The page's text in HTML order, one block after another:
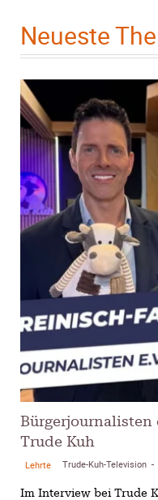
Neueste
Bürgerjournalisten
Trude Kuh
Lehrte Trude-Kuh-Television -
Im Interview bei Trude